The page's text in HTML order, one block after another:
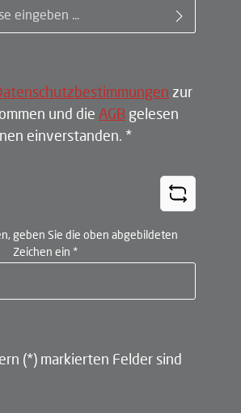
zur
und die AGB gelesen
einverstanden. *
geben Sie die oben abgebildeten
Zeichen ein *
(*) markierten Felder sind